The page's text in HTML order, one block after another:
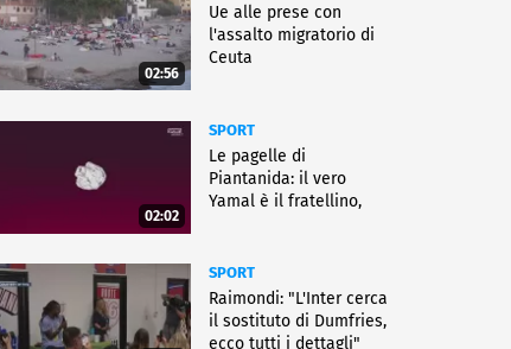
02:56
Ue alle prese con
l'assalto migratorio di
Ceuta
02:02
SPORT
Le pagelle di
Piantanida: il vero
Yamal è il fratellino,
SPORT
Raimondi: "L'Inter cerca
il sostituto di Dumfries,
ecco tutti i dettagli"